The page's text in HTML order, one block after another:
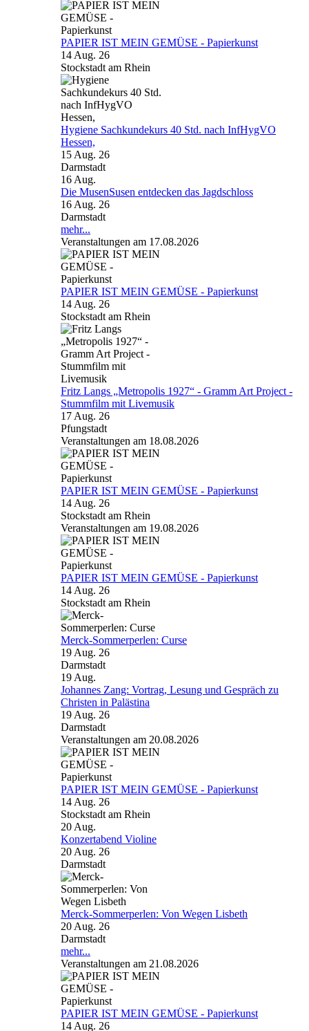
PAPIER IST MEIN GEMÜSE - Papierkunst
14 Aug. 26
Stockstadt am Rhein
Hygiene Sachkundekurs 40 Std. nach InfHygVO
Hessen,
15 Aug. 26
Darmstadt
16Aug.
Die MusenSusen entdecken das Jagdschloss
16 Aug. 26
Darmstadt
mehr...
Veranstaltungen am 17.08.2026
PAPIER IST MEIN GEMÜSE - Papierkunst
14 Aug. 26
Stockstadt am Rhein
Fritz Langs „Metropolis 1927“ - Gramm Art Project -
Stummfilm mit Livemusik
17 Aug. 26
Pfungstadt
Veranstaltungen am 18.08.2026
PAPIER IST MEIN GEMÜSE - Papierkunst
14 Aug. 26
Stockstadt am Rhein
Veranstaltungen am 19.08.2026
PAPIER IST MEIN GEMÜSE - Papierkunst
14 Aug. 26
Stockstadt am Rhein
Merck-Sommerperlen: Curse
19 Aug. 26
Darmstadt
19Aug.
Johannes Zang: Vortrag, Lesung und Gespräch zu
Christen in Palästina
19 Aug. 26
Darmstadt
Veranstaltungen am 20.08.2026
PAPIER IST MEIN GEMÜSE - Papierkunst
14 Aug. 26
Stockstadt am Rhein
20Aug.
Konzertabend Violine
20 Aug. 26
Darmstadt
Merck-Sommerperlen: Von Wegen Lisbeth
20 Aug. 26
Darmstadt
mehr...
Veranstaltungen am 21.08.2026
PAPIER IST MEIN GEMÜSE - Papierkunst
14 Aug. 26